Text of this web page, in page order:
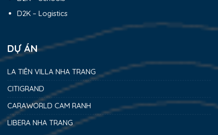
D2K – Logistics
DỰ ÁN
LA TIÊN VILLA NHA TRANG
CITIGRAND
CARAWORLD CAM RANH
LIBERA NHA TRANG